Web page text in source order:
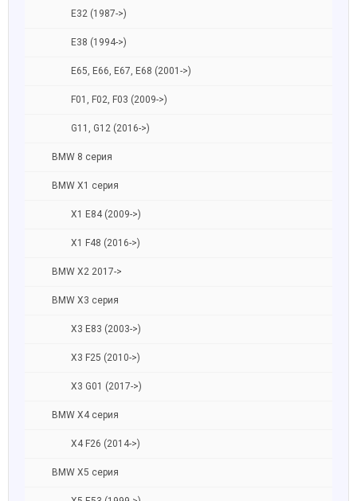
E32 (1987->)
E38 (1994->)
E65, E66, E67, E68 (2001->)
F01, F02, F03 (2009->)
G11, G12 (2016->)
BMW 8 серия
BMW X1 серия
X1 E84 (2009->)
X1 F48 (2016->)
BMW X2 2017->
BMW X3 серия
X3 E83 (2003->)
X3 F25 (2010->)
X3 G01 (2017->)
BMW X4 серия
X4 F26 (2014->)
BMW X5 серия